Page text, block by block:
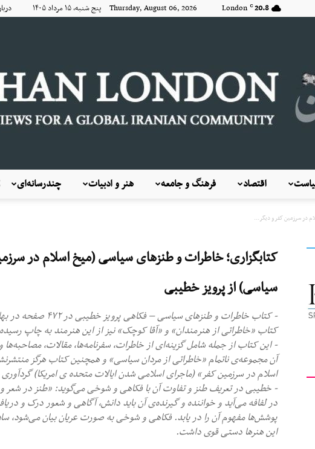
20.8
C
London Thursday, August 06, 2026 پنج شنبه, ۱۵ مرداد ۱۴۰۵
کیهان
لندن
چندرسانه‌ای هنر و ادبیات فرهنگ و جامعه اقتصاد
در سرزمین کفر و دیگر...
کتابگزاری؛ خاطرات و طنزهای سیاسی (میخ اسلام در
سیاسی) از پرویز خطیبی
کتاب «خاطراتی از هنرمندان» و «آقا کوچک» نیز از این هنرمند به چاپ
- این کتاب از جمله شامل گزینه‌ای از خاطرات، سفرنامه‌ها، مقالات،
آن مجموعه‌ی ناتمام «خاطراتی از مردان سیاسی» و همچنین کتاب هرگز
اسلام در سرزمین کفر» (ماجرای اسلامی شدن ایالات متحده ی امریکا)
- خطیبی در تعریف طنز و تفاوت آن با فکاهی و شوخی می‌گوید: «طنز در شعر و
در لفافه می‌آید و خواننده و گیرنده‌ی آن باید دانش، آگاهی و شعور درک و
پوشش‌ها مفهوم آن را در یابد. فکاهی و شوخی به صورت عریان بیان می‌شود،
این هنرها دستی قوی داشت.